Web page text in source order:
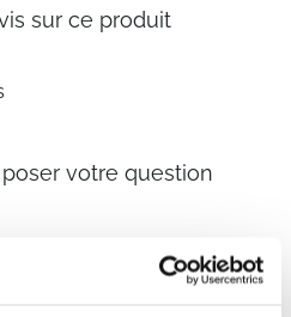
sur ce produit
votre question